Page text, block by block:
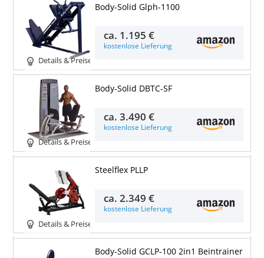
Details & Preise
Body-Solid Glph-1100
ca. 1.195 €
kostenlose Lieferung
Details & Preise
Body-Solid DBTC-SF
ca.3.490 €
kostenlose Lieferung
Details & Preise
Steelflex PLLP
ca.2.349 €
kostenlose Lieferung
Body-Solid GCLP-100 2in1 Beintrainer